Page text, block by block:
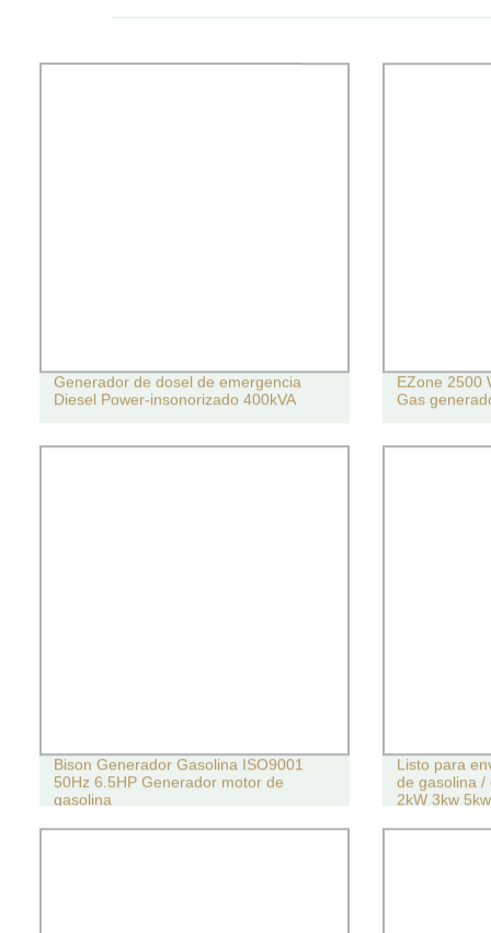
Generador de dosel de emergencia
Diesel Power-insonorizado 400kVA
EZone 2500
Gas
Bison Generador Gasolina ISO9001
50Hz 6.5HP Generador motor de
gasolina
Listo para
de gasolina /
2kW 3kw